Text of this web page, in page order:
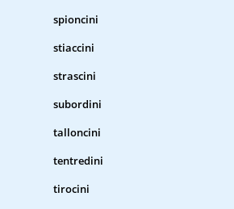
spioncini
stiaccini
strascini
subordini
talloncini
tentredini
tirocini